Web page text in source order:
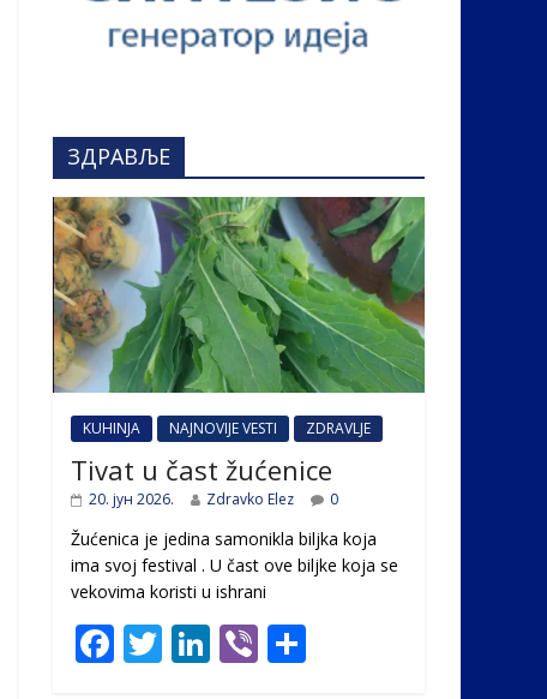
ЗДРАВЉЕ
KUHINJA NAJNOVIJE VESTI ZDRAVLJE
Tivat u čast žućenice
20. јун 2026. Zdravko Elez 0
Žućenica je jedina samonikla biljka koja
ima svoj festival . U čast ovе biljke koja se
vekovima koristi u ishrani
F T Li Vi